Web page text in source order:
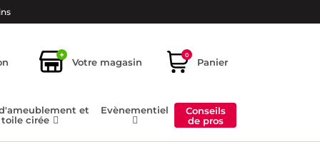
+
Votre magasin
0
Panier
et
toile cirée
Evènementiel
Conseils
de pros